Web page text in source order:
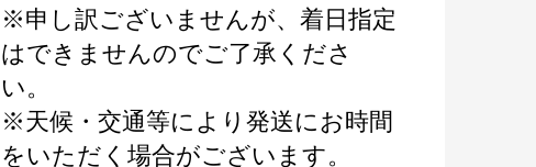
※申し訳ございませんが、着日指定
はできませんのでご了承くださ
い。
※天候・交通等により発送にお時間
をいただく場合がございます。